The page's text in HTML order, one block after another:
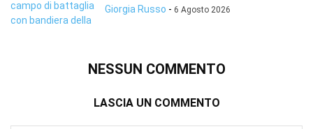
Giorgia Russo - 6 Agosto 2026
NESSUN COMMENTO
LASCIA UN COMMENTO